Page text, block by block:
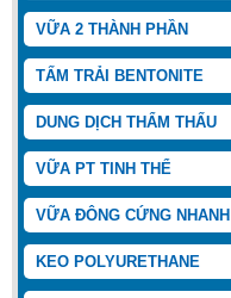
VỮA 2 THÀNH PHẦN
TẤM TRẢI BENTONITE
DUNG DỊCH THẨM THẤU
VỮA PT TINH THỂ
VỮA ĐÔNG CỨNG NHANH
KEO POLYURETHANE